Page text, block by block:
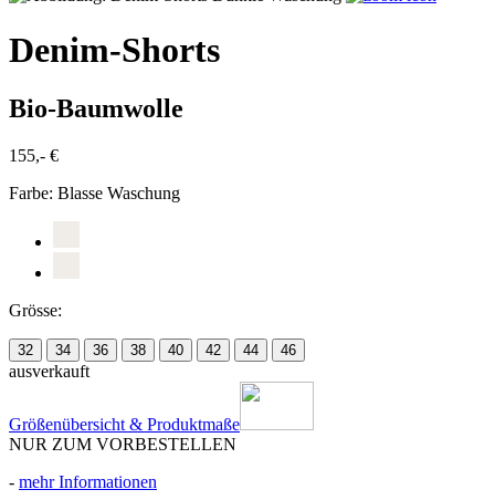
Denim-Shorts
Bio-Baumwolle
155,- €
Farbe: Blasse Waschung
Grösse:
32 34 36 38 40 42 44 46
ausverkauft
Größenübersicht & Produktmaße
NUR ZUM VORBESTELLEN
- mehr Informationen